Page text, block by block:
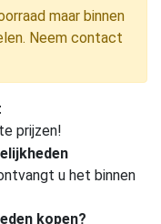
maar binnen
Neem contact
prijzen!
u het binnen
kopen?